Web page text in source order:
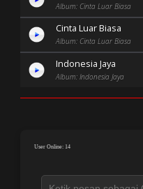
Album: Cinta Luar Biasa
Cinta Luar Biasa
Album: Cinta Luar Biasa
Indonesia Jaya
Album: Indonesia Jaya